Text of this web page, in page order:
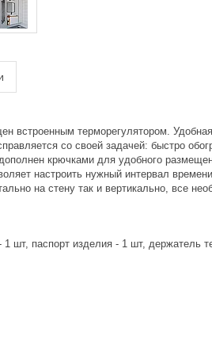
встроенным терморегулятором.
со своей задачей: быстро
крючками для удобного
настроить нужный интервал
на стену так и вертикально, все
1 шт, паспорт изделия - 1 шт,